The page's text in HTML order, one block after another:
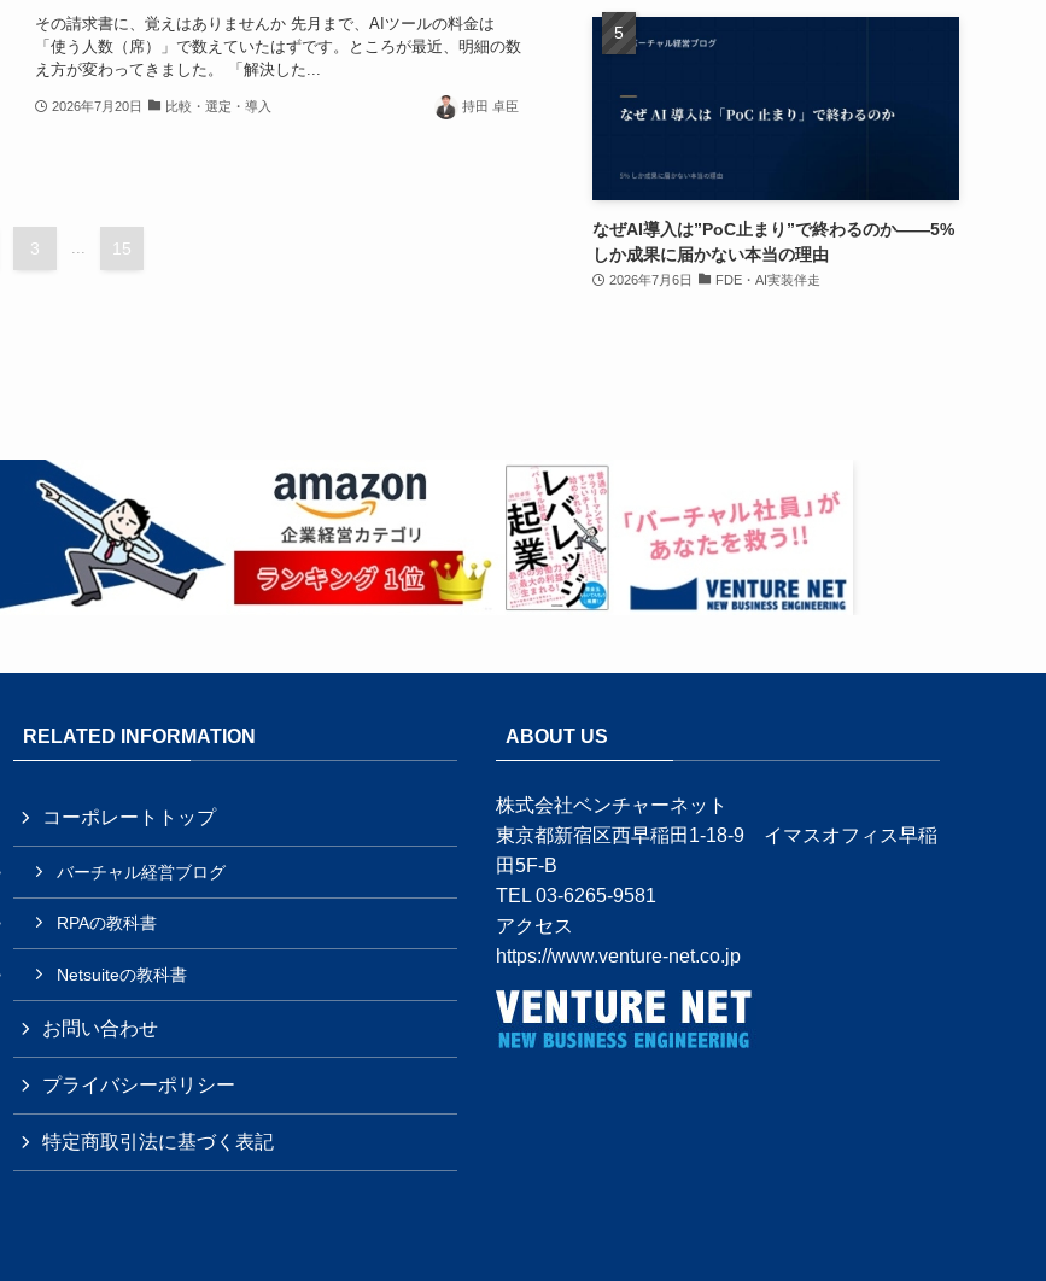
その請求書に、覚えはありませんか 先月まで、AIツールの料金は
「使う人数（席）」で数えていたはずです。ところが最近、明細の数
え方が変わってきました。 「解決した...
2026年7月20日 比較・選定・導入 持田 卓臣
3 15
なぜAI導入は”PoC止まり”で終わるのか——5%
しか成果に届かない本当の理由
2026年7月6日 FDE・AI実装伴走
RELATED INFORMATION
コーポレートトップ
バーチャル経営ブログ
RPAの教科書
Netsuiteの教科書
お問い合わせ
プライバシーポリシー
特定商取引法に基づく表記
ABOUT US
株式会社ベンチャーネット
東京都新宿区西早稲田1-18-9 イマスオフィス早稲
田5F-B
TEL 03-6265-9581
アクセス
https://www.venture-net.co.jp